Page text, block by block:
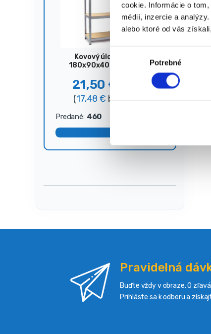
cookie. Informácie o
médií, inzercie a
alebo ktoré od vás
e
r
l
Potrebné
Kovový úložný regál,
180x90x40 cm, 875 kg,
21,50 €
(17,48€ bez DPH)
Predané: 460
Pravidelná
Buďte vždy v obraze. O
Prihláste sa k odberu a